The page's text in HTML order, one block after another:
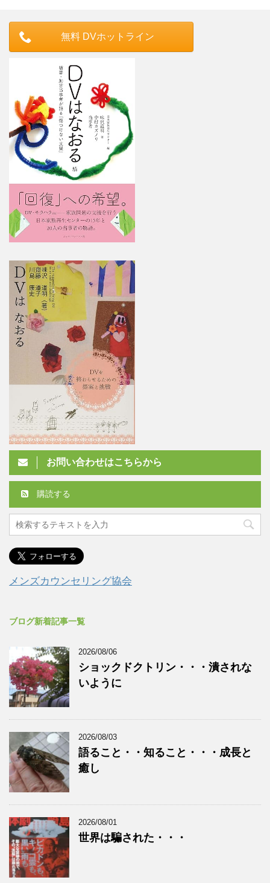
無料 DVホットライン
お問い合わせはこちらから
購読する
メンズカウンセリング協会
ブログ新着記事一覧
2026/08/06
ショックドクトリン・・・潰されな
いように
2026/08/03
語ること・・知ること・・・成長と
癒し
2026/08/01
世界は騙された・・・